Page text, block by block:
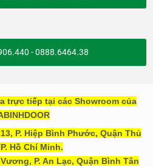
- 0888.6464.38
trực tiếp tại các Showroom của
P. Hiệp Bình Phước, Quận Thủ
Hồ Chí Minh.
P. An Lạc, Quận Bình Tân